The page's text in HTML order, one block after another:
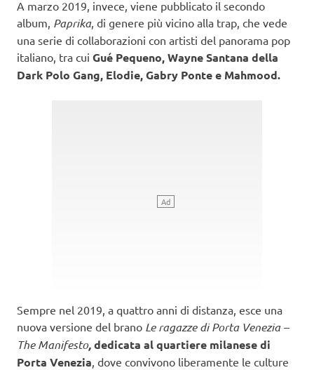
A marzo 2019, invece, viene pubblicato il secondo
album, Paprika, di genere più vicino alla trap, che vede
una serie di collaborazioni con artisti del panorama pop
italiano, tra cui Gué Pequeno, Wayne Santana della
Dark Polo Gang, Elodie, Gabry Ponte e Mahmood.
Sempre nel 2019, a quattro anni di distanza, esce una
nuova versione del brano Le ragazze di Porta Venezia –
The Manifesto,dedicata al quartiere milanese di
Porta Venezia , dove convivono liberamente le culture